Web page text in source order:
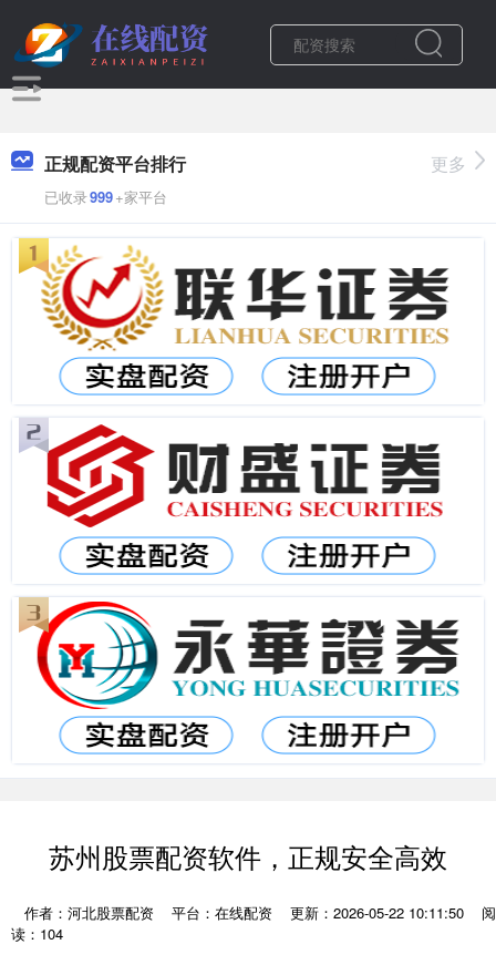
正规配资平台排行
已收录999+家平台
更多
苏州股票配资软件，正规安全高效
作者：河北股票配资 平台：在线配资 更新：2026-05-22 10:11:50
阅
读：104